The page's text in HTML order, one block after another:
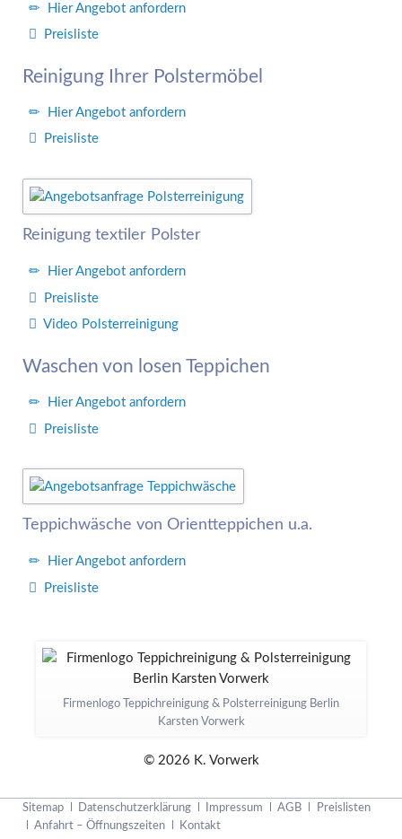
Hier Angebot anfordern
Preisliste
Reinigung Ihrer Polstermöbel
Hier Angebot anfordern
Preisliste
Reinigung textiler Polster
Hier Angebot anfordern
Preisliste
Video Polsterreinigung
Waschen von losen Teppichen
Hier Angebot anfordern
Preisliste
Teppichwäsche von Orientteppichen u.a.
Hier Angebot anfordern
Preisliste
Firmenlogo Teppichreinigung & Polsterreinigung Berlin
Karsten Vorwerk
© 2026 K. Vorwerk
Navigation
überspringen
Sitemap Datenschutzerklärung Impressum AGB
Preislisten
Anfahrt – Öffnungszeiten
Kontakt